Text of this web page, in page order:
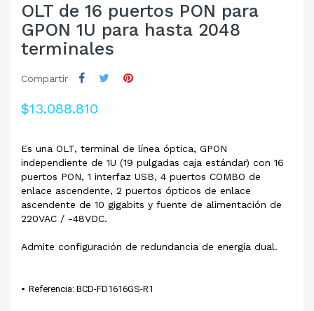
OLT de 16 puertos PON para
GPON 1U para hasta 2048
terminales
Compartir
$13.088.810
Es una OLT, terminal de línea óptica, GPON
independiente de 1U (19 pulgadas caja estándar) con 16
puertos PON, 1 interfaz USB, 4 puertos COMBO de
enlace ascendente, 2 puertos ópticos de enlace
ascendente de 10 gigabits y fuente de alimentación de
220VAC / -48VDC.
Admite configuración de redundancia de energía dual.
• Referencia: BCD-FD1616GS-R1